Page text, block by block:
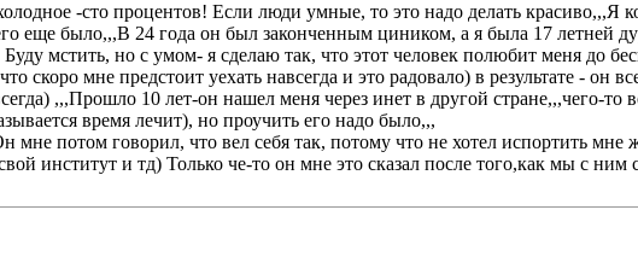
-сто процентов! Если люди умные, то это надо делать красиво,,,Я
еще было,,,В 24 года он был законченным циником, а я была 17 летней
мстить, но с умом- я сделаю так, что этот человек полюбит меня до
скоро мне предстоит уехать навсегда и это радовало) в результате - он
,,,Прошло 10 лет-он нашел меня через инет в другой стране,,,чего-то
время лечит), но проучить его надо было,,,
потом говорил, что вел себя так, потому что не хотел испортить мне
институт и тд) Только че-то он мне это сказал после того,как мы с ним